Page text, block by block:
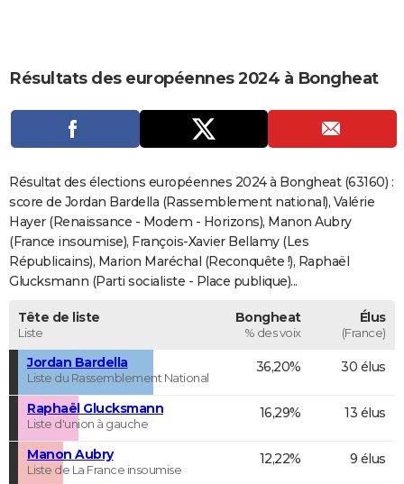
CARTE DE VOEUX
Carte de Noël
Carte Bonne année
Carte Saint-Valentin
Carte Pâques
Carte d'anniversaire
DICTIONNAIRE
Dictionnaire
Biographies
Citations
Expressions
Proverbes
PROGRAMME TV
COPAINS D'AVANT
S'inscrire
Se connecter
Lycées
Collèges
Primaires
Universités
Entreprises
Service militaire
Avis de recherche
AVIS DE DÉCÈS
FORUM
Résultats des européennes 2024 à Bongheat
Résultat des élections européennes 2024 à Bongheat (63160) :
score de Jordan Bardella (Rassemblement national), Valérie
Hayer (Renaissance - Modem - Horizons), Manon Aubry
(France insoumise), François-Xavier Bellamy (Les
Républicains), Marion Maréchal (Reconquête !), Raphaël
Glucksmann (Parti socialiste - Place publique)...
Tête de liste
Liste
Bongheat
% des voix
Élus
(France)
Jordan Bardella
Liste du Rassemblement National
36,20% 30 élus
Raphaël Glucksmann
Liste d'union à gauche
16,29% 13 élus
Manon Aubry
Liste de La France insoumise
12,22% 9 élus